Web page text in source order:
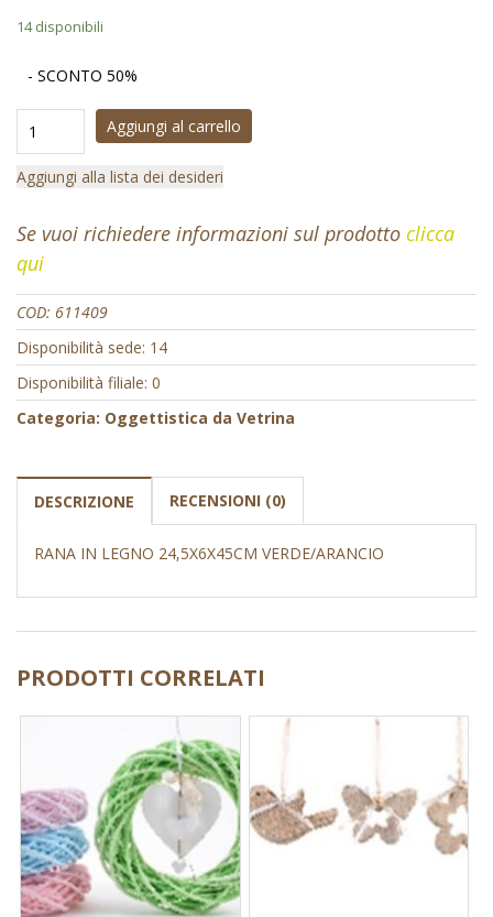
14 disponibili
- SCONTO 50%
Aggiungi al carrello
Aggiungi alla lista dei desideri
Se vuoi richiedere informazioni sul prodotto clicca
qui
COD: 611409
Disponibilità sede: 14
Disponibilità filiale: 0
Categoria: Oggettistica da Vetrina
DESCRIZIONE RECENSIONI (0)
RANA IN LEGNO 24,5X6X45CM VERDE/ARANCIO
PRODOTTI CORRELATI